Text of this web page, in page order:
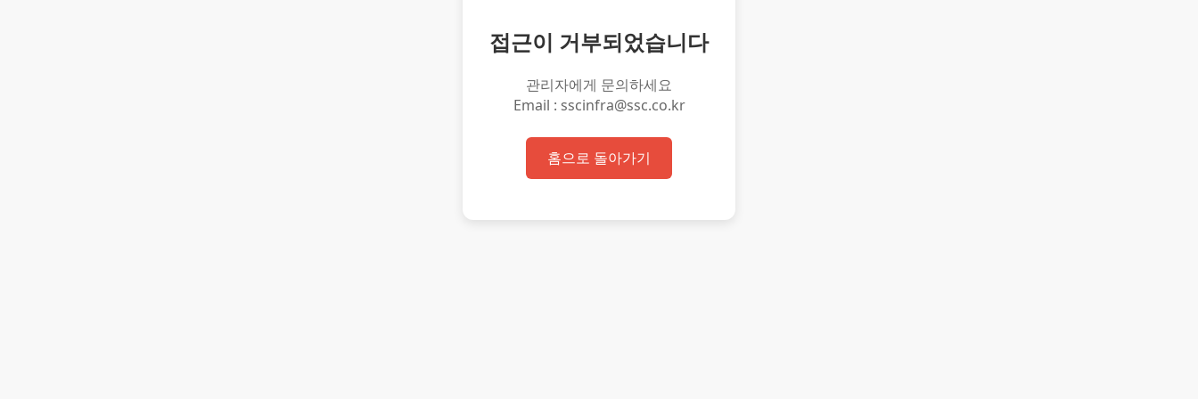
접근이 거부되었습니다
관리자에게 문의하세요
Email : sscinfra@ssc.co.kr
홈으로 돌아가기